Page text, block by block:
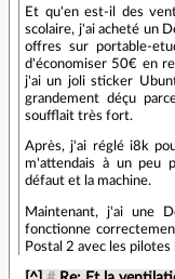
Et qu'en est-il des
scolaire, j'ai acheté un
offres sur portable-
d'économiser 50€ en
j'ai un joli sticker
grandement déçu
soufflait très fort.
Après, j'ai réglé i8k
m'attendais à un peu
défaut et la machine.
Maintenant, j'ai une
fonctionne
Postal 2 avec les pilotes